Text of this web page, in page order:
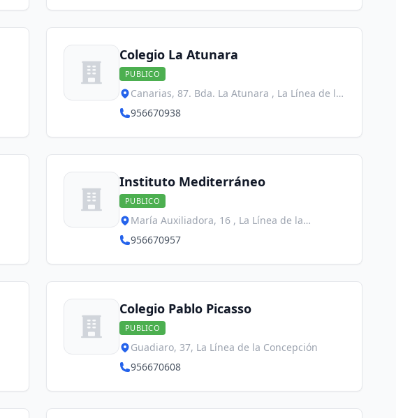
Colegio La Atunara
PUBLICO
Canarias, 87. Bda. La Atunara , La Línea de la
Concepción
956670938
Instituto Mediterráneo
PUBLICO
María Auxiliadora, 16 , La Línea de la
Concepción
956670957
Colegio Pablo Picasso
PUBLICO
Guadiaro, 37, La Línea de la Concepción
956670608